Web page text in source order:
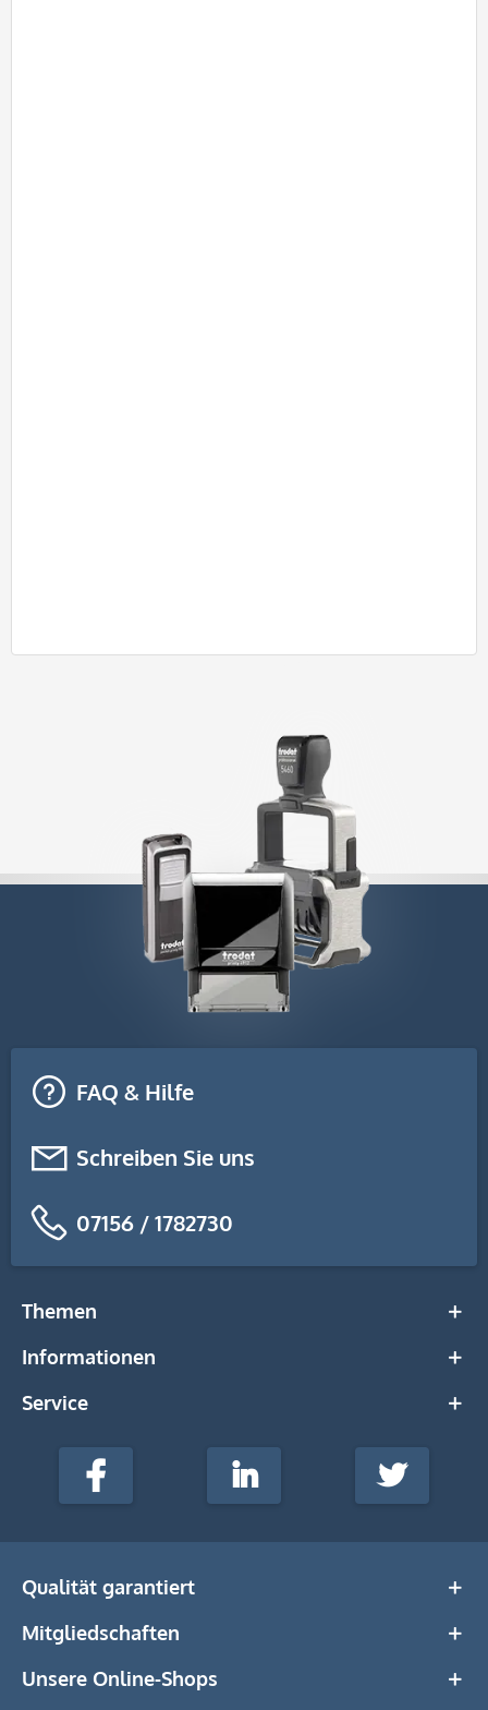
FAQ & Hilfe
Schreiben Sie uns
07156 / 1782730
Themen
Informationen
Service
stempel-
Media
Facebook LinkedIn Twitter
Qualität garantiert
Mitgliedschaften
Unsere Online-Shops